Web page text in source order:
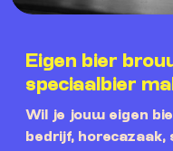
Eigen bier
speciaalbier
Wil je jouw eigen
bedrijf, horecazaak,